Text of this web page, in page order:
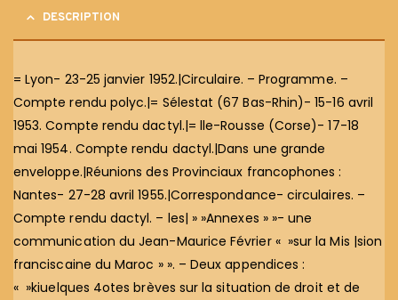
DESCRIPTION
= Lyon- 23-25 janvier 1952.|Circulaire. – Programme. –
Compte rendu polyc.|= Sélestat (67 Bas-Rhin)- 15-16 avril
1953. Compte rendu dactyl.|= lle-Rousse (Corse)- 17-18
mai 1954. Compte rendu dactyl.|Dans une grande
enveloppe.|Réunions des Provinciaux francophones :
Nantes- 27-28 avril 1955.|Correspondance- circulaires. –
Compte rendu dactyl. – les| » »Annexes » »- une
communication du Jean-Maurice Février « »sur la Mis |sion
franciscaine du Maroc » ». – Deux appendices :
« »kiuelques 4otes brèves sur la situation de droit et de